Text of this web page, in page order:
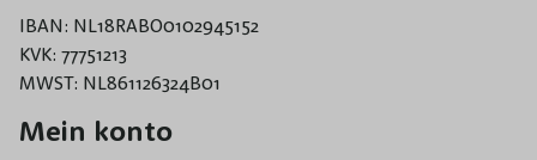
IBAN: NL18RABO0102945152
KVK: 77751213
MWST: NL861126324B01
Mein konto